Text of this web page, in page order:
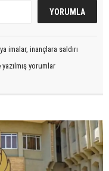
imalar, inançlara saldırı
yorumlar